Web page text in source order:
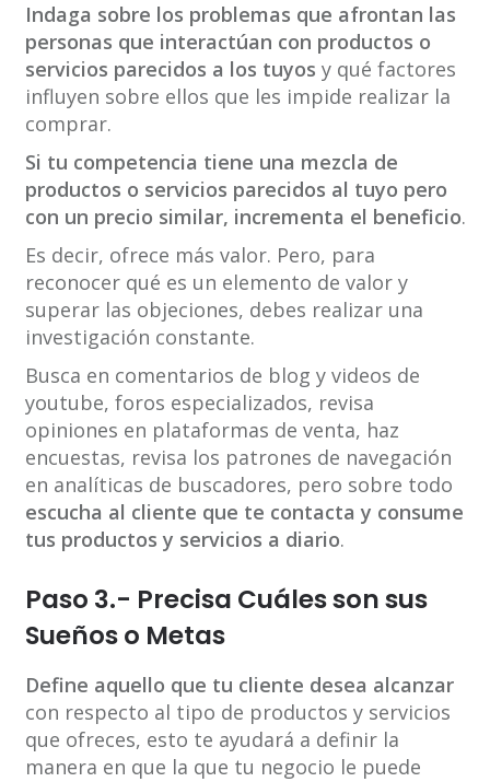
Indaga sobre los problemas que afrontan las
personas que interactúan con productos o
servicios parecidos a los tuyos y qué factores
influyen sobre ellos que les impide realizar la
comprar.
Si tu competencia tiene una mezcla de
productos o servicios parecidos al tuyo pero
con un precio similar, incrementa el beneficio.
Es decir, ofrece más valor. Pero, para
reconocer qué es un elemento de valor y
superar las objeciones, debes realizar una
investigación constante.
Busca en comentarios de blog y videos de
youtube, foros especializados, revisa
opiniones en plataformas de venta, haz
encuestas, revisa los patrones de navegación
en analíticas de buscadores, pero sobre todo
escucha al cliente que te contacta y consume
tus productos y servicios a diario.
Paso 3.- Precisa Cuáles son sus
Sueños o Metas
Define aquello que tu cliente desea alcanzar
con respecto al tipo de productos y servicios
que ofreces, esto te ayudará a definir la
manera en que la que tu negocio le puede